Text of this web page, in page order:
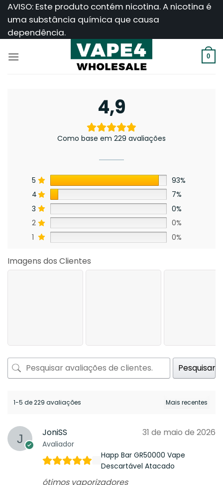
Saltar
para
AVISO: Este produto contém nicotina. A nicotina é
uma substância química que causa
dependência.
0
4,9
Como base em 229 avaliações
5
93%
4
7%
3
0%
2
0%
1
0%
Imagens dos Clientes
Pesquisar
1-5 de 229 avaliações
JoniSS
Avaliador
31 de maio de 2026
Happ Bar GR50000 Vape
Descartável Atacado
ótimos vaporizadores